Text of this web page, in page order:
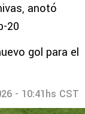
anotó
20
gol para el
- 10:41hs CST